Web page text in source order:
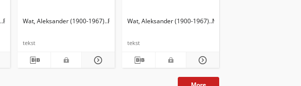
Rutkowski, Krzysztof (1953- ) Oprac.
Wat, Aleksander (1900-1967) Rutkowski, Krzysztof (1953- ) Oprac.
tekst
Wat, Aleksander (1900-1967) Miłosz, Czesław (1911-2004)
tekst